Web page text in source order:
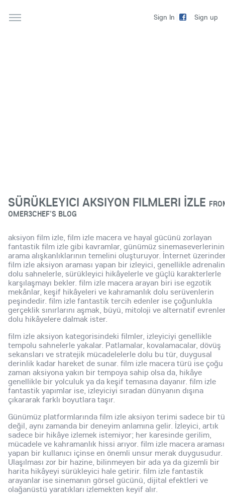
Sign In Sign up
SÜRÜKLEYICI AKSIYON FILMLERI İZLE
OMER3CHEF'S BLOG
aksiyon film izle, film izle macera ve hayal gücünü zorlayan
fantastik film izle gibi kavramlar, günümüz sinemaseverlerinin
arama alışkanlıklarının temelini oluşturuyor. İnternet
film izle aksiyon araması yapan bir izleyici, genellikle adrenalin
dolu sahnelerle, sürükleyici hikâyelerle ve güçlü karakterlerle
karşılaşmayı bekler. film izle macera arayan biri ise egzotik
mekânlar, keşif hikâyeleri ve kahramanlık dolu serüvenlerin
peşindedir. film izle fantastik tercih edenler ise çoğunlukla
gerçeklik sınırlarını aşmak, büyü, mitoloji ve alternatif
dolu hikâyelere dalmak ister.
film izle aksiyon kategorisindeki filmler, izleyiciyi genellikle
tempolu sahnelerle yakalar. Patlamalar, kovalamacalar, dövüş
sekansları ve stratejik mücadelelerle dolu bu tür, duygusal
derinlik kadar hareket de sunar. film izle macera türü ise çoğu
zaman aksiyona yakın bir tempoya sahip olsa da, hikâye
genellikle bir yolculuk ya da keşif temasına dayanır. film izle
fantastik yapımlar ise, izleyiciyi sıradan dünyanın dışına
çıkararak farklı boyutlara taşır.
Günümüz platformlarında film izle aksiyon terimi sadece bir
değil, aynı zamanda bir deneyim anlamına gelir. İzleyici, artık
sadece bir hikâye izlemek istemiyor; her karesinde gerilim,
mücadele ve kahramanlık hissi arıyor. film izle macera araması
yapan bir kullanıcı içinse en önemli unsur merak duygusudur.
Ulaşılması zor bir hazine, bilinmeyen bir ada ya da gizemli bir
harita hikâyeyi sürükleyici hale getirir. film izle fantastik
arayanlar ise sinemanın görsel gücünü, dijital efektleri ve
olağanüstü yaratıkları izlemekten keyif alır.